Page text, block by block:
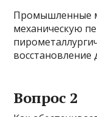
Промышленные
механическую
восстановление
Вопрос 2